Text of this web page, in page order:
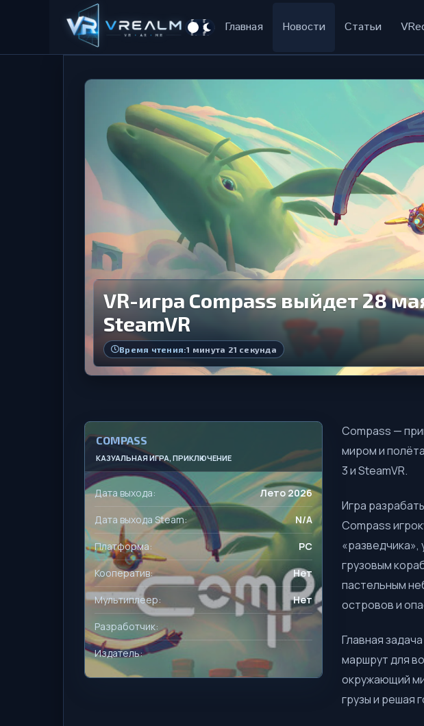
Главная Новости Статьи
VR-игра Compass выйдет 28
SteamVR
Время чтения:1 минута 21 секунда
COMPASS
КАЗУАЛЬНАЯ ИГРА, ПРИКЛЮЧЕНИЕ
Дата выхода: Лето 2026
Дата выхода Steam: N/A
Платформа: PC
Кооператив: Нет
Мультиплеер: Нет
Разработчик:
Издатель:
Compass —
миром и
3 и SteamVR.
Игра
Compass
грузовым
пастельным
островов и
Главная
маршрут для
окружающий
грузы и решая